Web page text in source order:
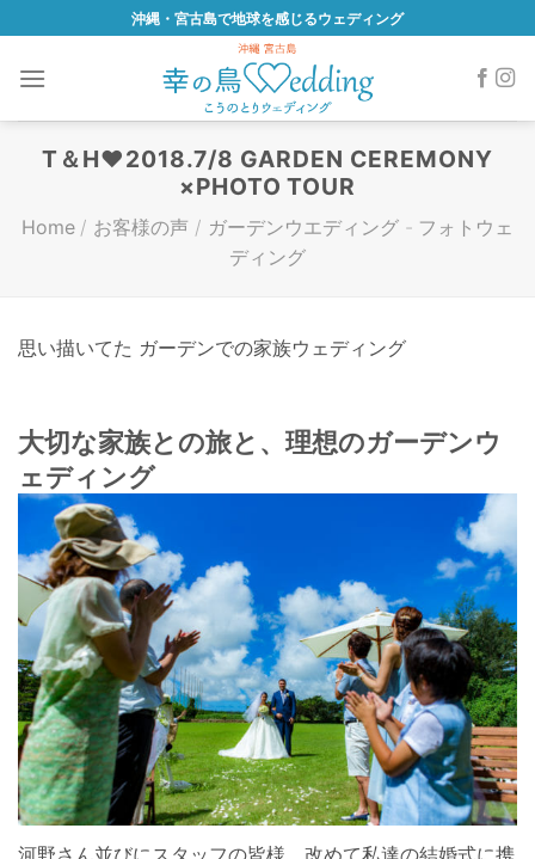
to
content
沖縄・宮古島で地球を感じるウェディング
T＆H♥2018.7/8 GARDEN CEREMONY
×PHOTO TOUR
Home / お客様の声 / ガーデンウエディング - フォトウェ
ディング
思い描いてた ガーデンでの家族ウェディング
大切な家族との旅と、理想のガーデンウ
ェディング
河野さん並びにスタッフの皆様、改めて私達の結婚式に携